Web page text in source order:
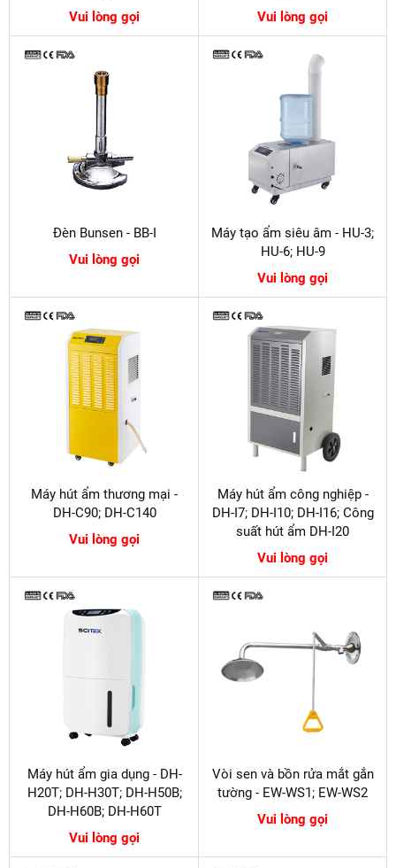
Vui lòng gọi
Vui lòng gọi
Đèn Bunsen - BB-I
Vui lòng gọi
Máy tạo ẩm siêu âm - HU-3;
HU-6; HU-9
Vui lòng gọi
Máy hút ẩm thương mại -
DH-C90; DH-C140
Vui lòng gọi
Máy hút ẩm công nghiệp -
DH-I7; DH-I10; DH-I16; Công
suất hút ẩm DH-I20
Vui lòng gọi
Máy hút ẩm gia dụng - DH-
H20T; DH-H30T; DH-H50B;
DH-H60B; DH-H60T
Vui lòng gọi
Vòi sen và bồn rửa mắt gắn
tường - EW-WS1; EW-WS2
Vui lòng gọi